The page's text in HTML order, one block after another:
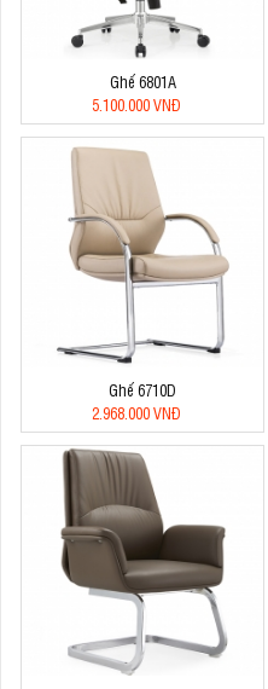
Ghế 6801A
5.100.000 VNĐ
Ghế 6710D
2.968.000 VNĐ